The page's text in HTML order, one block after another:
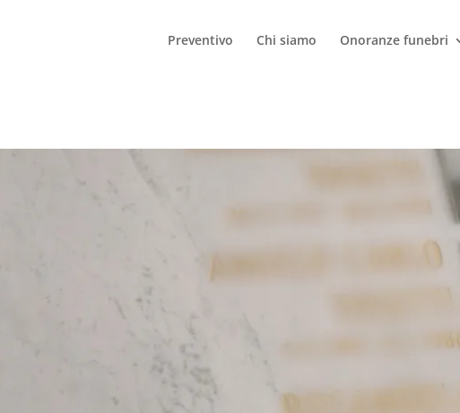
Preventivo Chi siamo Onoranze funebri